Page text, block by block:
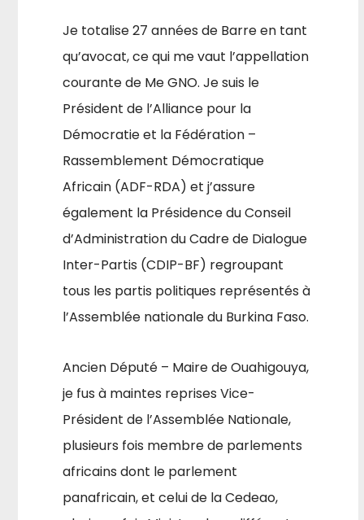
Je totalise 27 années de Barre en tant
qu’avocat, ce qui me vaut l’appellation
courante de Me GNO. Je suis le
Président de l’Alliance pour la
Démocratie et la Fédération –
Rassemblement Démocratique
Africain (ADF-RDA) et j’assure
également la Présidence du Conseil
d’Administration du Cadre de Dialogue
Inter-Partis (CDIP-BF) regroupant
tous les partis politiques représentés à
l’Assemblée nationale du Burkina Faso.
Ancien Député – Maire de Ouahigouya,
je fus à maintes reprises Vice-
Président de l’Assemblée Nationale,
plusieurs fois membre de parlements
africains dont le parlement
panafricain, et celui de la Cedeao,